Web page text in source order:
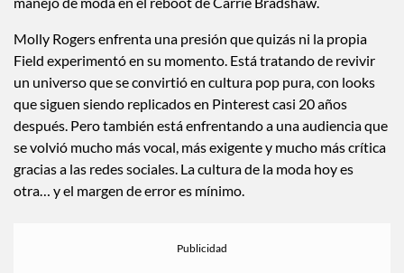
Molly Rogers enfrenta una presión que quizás ni la propia
Field experimentó en su momento. Está tratando de revivir
un universo que se convirtió en cultura pop pura, con looks
que siguen siendo replicados en Pinterest casi 20 años
después. Pero también está enfrentando a una audiencia que
se volvió mucho más vocal, más exigente y mucho más crítica
gracias a las redes sociales. La cultura de la moda hoy es
otra… y el margen de error es mínimo.